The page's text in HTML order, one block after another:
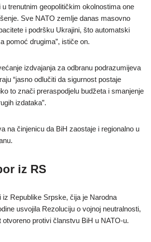
trenutnim geopolitičkim okolnostima one
Sve NATO zemlje danas masovno
i podršku Ukrajini, što automatski
pomoć drugima”, ističe on.
izdvajanja za odbranu podrazumijeva
“jasno odlučiti da sigurnost postaje
to znači preraspodjelu budžeta i smanjenje
izdataka”.
na činjenicu da BiH zaostaje i regionalno u
iz RS
iz Republike Srpske, čija je Narodna
usvojila Rezoluciju o vojnoj neutralnosti,
otvoreno protivi članstvu BiH u NATO-u.